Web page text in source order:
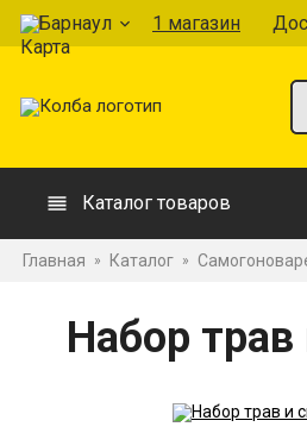
Барнаул 1 магазин
Каталог товаров
Главная » Каталог »
Набор трав